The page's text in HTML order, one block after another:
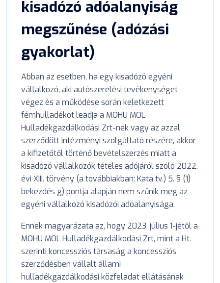
kisadózó adóalanyiság
megszűnése (adózási
gyakorlat)
Abban az esetben, ha egy kisadózó egyéni
vállalkozó, aki autószerelési tevékenységet
végez és a működése során keletkezett
fémhulladékot leadja a MOHU MOL
Hulladékgazdálkodási Zrt-nek vagy az azzal
szerződött intézményi szolgáltató részére, akkor
a kifizetőtől történő bevételszerzés miatt a
kisadózó vállalkozók tételes adójáról szóló 2022.
évi XIII. törvény (a továbbiakban: Kata tv.) 5. § (1)
bekezdés g) pontja alapján nem szűnik meg az
egyéni vállalkozó kisadózói adóalanyisága.
Ennek magyarázata az, hogy 2023. július 1-jétől a
MOHU MOL Hulladékgazdálkodási Zrt, mint a Ht.
szerinti koncessziós társaság a koncessziós
szerződésben vállalt állami
hulladékgazdálkodási közfeladat ellátásának